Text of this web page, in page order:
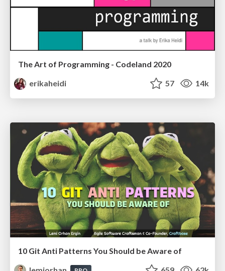
The Art of Programming - Codeland 2020
erikaheidi
57 14k
10 Git Anti Patterns You Should be Aware of